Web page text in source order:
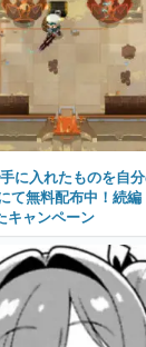
に入れたものを自
て無料配布中！続
キャンペーン